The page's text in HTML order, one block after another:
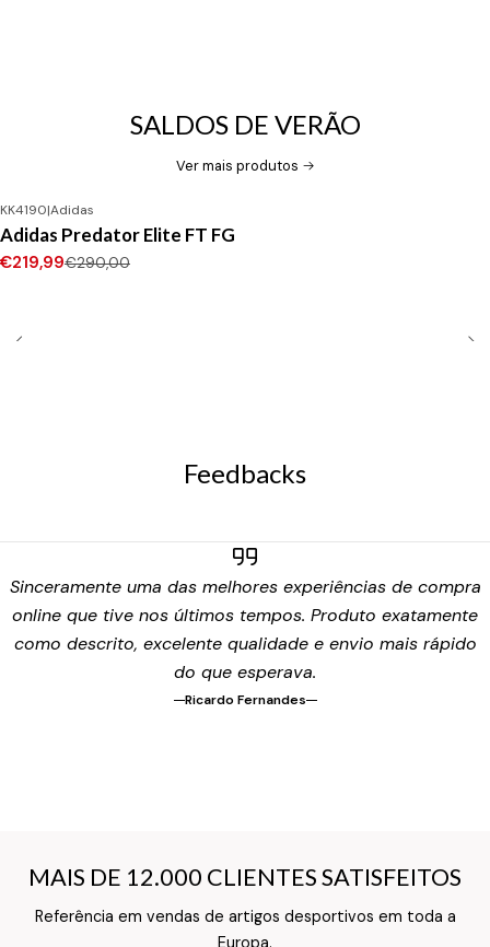
SALDOS DE VERÃO
Ver mais produtos
-24%DESCONTO
Novo
KK4190|Adidas
Adidas Predator Elite FT FG
€219,99€290,00
Feedbacks
Sinceramente uma das melhores experiências de compra
online que tive nos últimos tempos. Produto exatamente
como descrito, excelente qualidade e envio mais rápido
do que esperava.
Ricardo Fernandes
MAIS DE 12.000 CLIENTES SATISFEITOS
Referência em vendas de artigos desportivos em toda a
Europa.
MAIS DE 12.000 CLIENTES SATISFEITOS
Texto do Verso do Cartão de Informação